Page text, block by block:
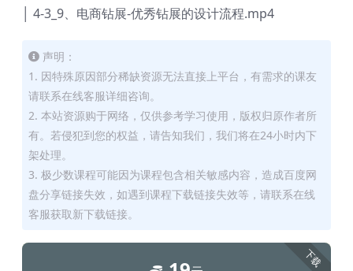
│ 4-3_9、电商钻展-优秀钻展的设计流程.mp4
声明：
1. 因特殊原因部分稀缺资源无法直接上平台，有需求的课友
请联系在线客服详细咨询。
2. 本站资源购于网络，仅供参考学习使用，版权归原作者所
有。若侵犯到您的权益，请告知我们，我们将在24小时内下
架处理。
3. 极少数课程可能因为课程包含相关敏感内容，造成百度网
盘分享链接失效，如遇到课程下载链接失效等，请联系在线
客服获取新下载链接。
下载